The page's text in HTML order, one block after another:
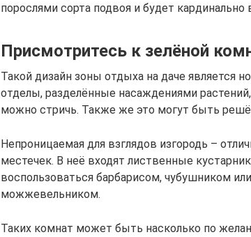
порослями сорта подвоя и будет
Присмотритесь к зелёной
Такой дизайн зоны отдыха на даче является
отделы, разделённые насаждениями
можно стричь. Также же это могут быть
Непроницаемая для взглядов изгородь –
местечек. В неё входят лиственные
воспользоваться барбарисом, чубушником
можжевельником.
Таких комнат может быть насколько по